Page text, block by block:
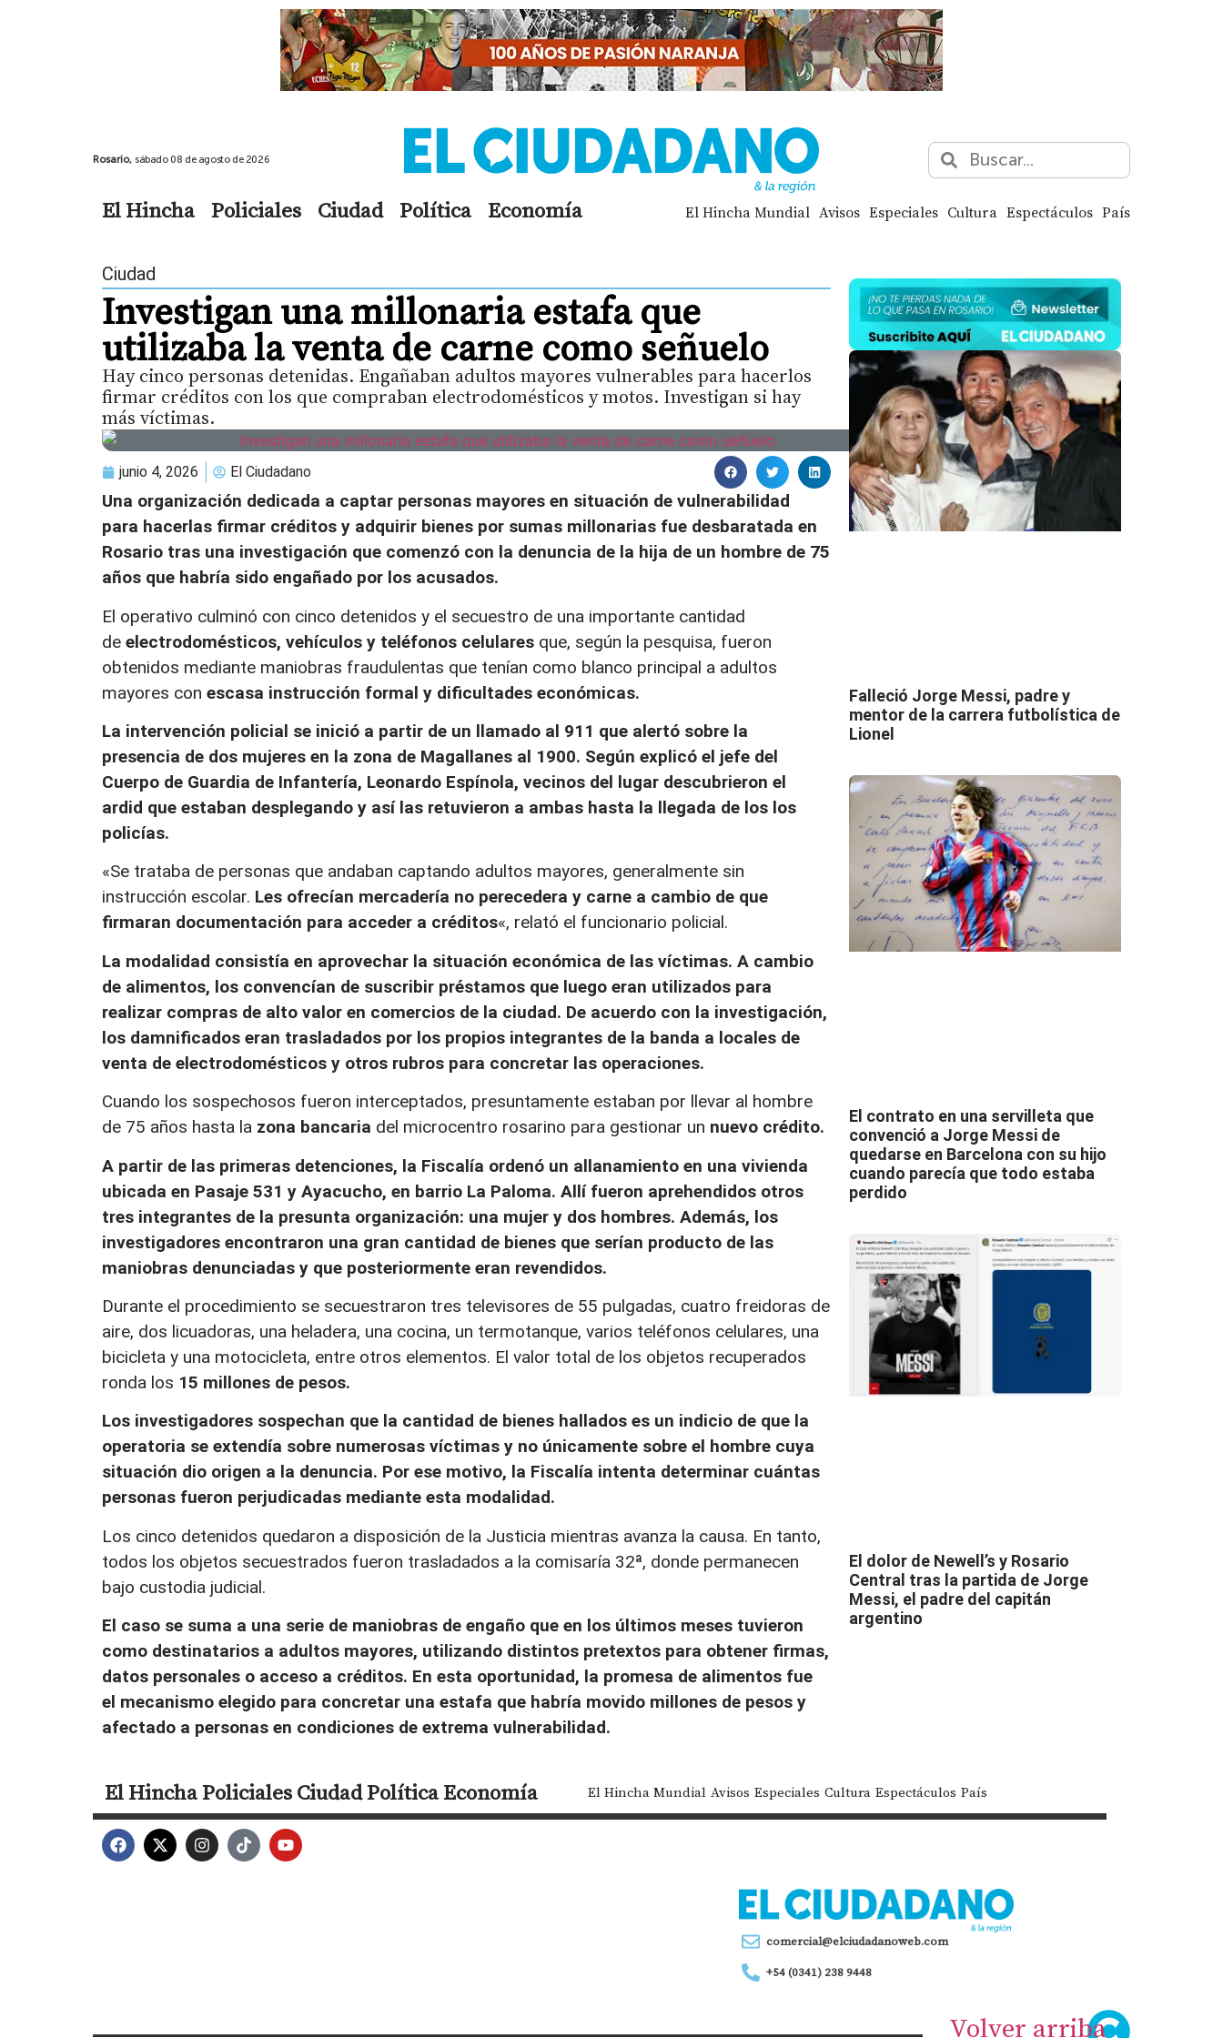
Rosario, sábado 08 de agosto de 2026
El Hincha Policiales Ciudad Política Economía El Hincha Mundial Avisos Especiales Cultura Espectáculos País
Ciudad
Investigan una millonaria estafa que
utilizaba la venta de carne como señuelo
Hay cinco personas detenidas. Engañaban adultos mayores vulnerables para hacerlos
firmar créditos con los que compraban electrodomésticos y motos. Investigan si hay
más víctimas.
junio 4, 2026 El Ciudadano
Una organización dedicada a captar personas mayores en situación de vulnerabilidad
para hacerlas firmar créditos y adquirir bienes por sumas millonarias fue desbaratada en
Rosario tras una investigación que comenzó con la denuncia de la hija de un hombre de 75
años que habría sido engañado por los acusados.
El operativo culminó con cinco detenidos y el secuestro de una importante cantidad
de electrodomésticos, vehículos y teléfonos celulares que, según la pesquisa, fueron
obtenidos mediante maniobras fraudulentas que tenían como blanco principal a adultos
mayores con escasa instrucción formal y dificultades económicas.
La intervención policial se inició a partir de un llamado al 911 que alertó sobre la
presencia de dos mujeres en la zona de Magallanes al 1900. Según explicó el jefe del
Cuerpo de Guardia de Infantería, Leonardo Espínola, vecinos del lugar descubrieron el
ardid que estaban desplegando y así las retuvieron a ambas hasta la llegada de los los
policías.
«Se trataba de personas que andaban captando adultos mayores, generalmente sin
instrucción escolar. Les ofrecían mercadería no perecedera y carne a cambio de que
firmaran documentación para acceder a créditos«, relató el funcionario policial.
La modalidad consistía en aprovechar la situación económica de las víctimas. A cambio
de alimentos, los convencían de suscribir préstamos que luego eran utilizados para
realizar compras de alto valor en comercios de la ciudad. De acuerdo con la investigación,
los damnificados eran trasladados por los propios integrantes de la banda a locales de
venta de electrodomésticos y otros rubros para concretar las operaciones.
Cuando los sospechosos fueron interceptados, presuntamente estaban por llevar al hombre
de 75 años hasta la zona bancaria del microcentro rosarino para gestionar un nuevo crédito.
A partir de las primeras detenciones, la Fiscalía ordenó un allanamiento en una vivienda
ubicada en Pasaje 531 y Ayacucho, en barrio La Paloma. Allí fueron aprehendidos otros
tres integrantes de la presunta organización: una mujer y dos hombres. Además, los
investigadores encontraron una gran cantidad de bienes que serían producto de las
maniobras denunciadas y que posteriormente eran revendidos.
Durante el procedimiento se secuestraron tres televisores de 55 pulgadas, cuatro freidoras de
aire, dos licuadoras, una heladera, una cocina, un termotanque, varios teléfonos celulares, una
bicicleta y una motocicleta, entre otros elementos. El valor total de los objetos recuperados
ronda los 15 millones de pesos.
Los investigadores sospechan que la cantidad de bienes hallados es un indicio de que la
operatoria se extendía sobre numerosas víctimas y no únicamente sobre el hombre cuya
situación dio origen a la denuncia. Por ese motivo, la Fiscalía intenta determinar cuántas
personas fueron perjudicadas mediante esta modalidad.
Los cinco detenidos quedaron a disposición de la Justicia mientras avanza la causa. En tanto,
todos los objetos secuestrados fueron trasladados a la comisaría 32ª, donde permanecen
bajo custodia judicial.
El caso se suma a una serie de maniobras de engaño que en los últimos meses tuvieron
como destinatarios a adultos mayores, utilizando distintos pretextos para obtener firmas,
datos personales o acceso a créditos. En esta oportunidad, la promesa de alimentos fue
el mecanismo elegido para concretar una estafa que habría movido millones de pesos y
afectado a personas en condiciones de extrema vulnerabilidad.
Falleció Jorge Messi, padre y
mentor de la carrera futbolística de
Lionel
El contrato en una servilleta que
convenció a Jorge Messi de
quedarse en Barcelona con su hijo
cuando parecía que todo estaba
perdido
El dolor de Newell’s y Rosario
Central tras la partida de Jorge
Messi, el padre del capitán
argentino
El HinchaPolicialesCiudadPolíticaEconomía El Hincha Mundial Avisos Especiales Cultura Espectáculos País
comercial@elciudadanoweb.com
+54 (0341) 238 9448
Volver arriba